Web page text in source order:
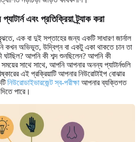
এবং প্রতিক্রিয়া ট্র্যাক করা
এক বা দুই সপ্তাহের জন্য একটি সাধারণ জার্নাল
কখন অভিভূত, উদ্বিগ্ন বা একটু একা থাকতে চান তা
আপনি কী শব্দ শুনছিলেন? আপনি কী
সাথে সাথে, আপনি আপনার অনন্য প্যাটার্নগুলি
এই প্রক্রিয়াটি আপনার নিউরোটাইপ বোঝার
নিউরোডাইভারজেন্ট স্ব-পরীক্ষা আপনার ব্যক্তিগত
পারে।